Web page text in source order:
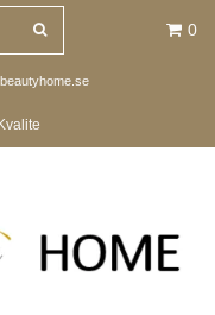
0
Kvalite